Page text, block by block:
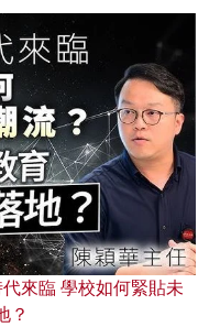
來臨 學校如何緊貼未
？